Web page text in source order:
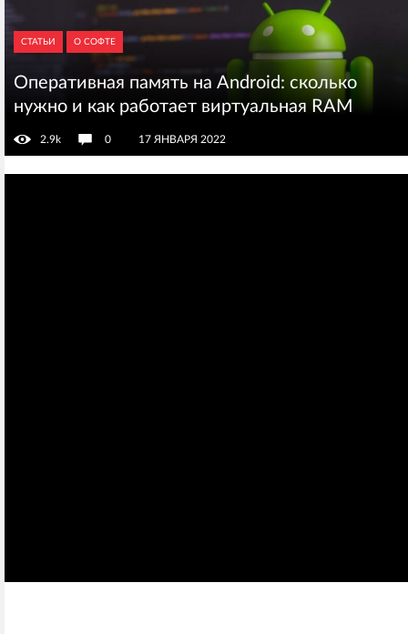
СТАТЬИ О СОФТЕ
Оперативная память на Android: сколько
нужно и как работает виртуальная RAM
2.9k 0 17 ЯНВАРЯ 2022